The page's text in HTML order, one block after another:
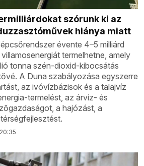
szórunk ki az
hiánya miatt
évente 4–5 milliárd
termelhetne, amely
tonna szén-dioxid-kibocsátás
A Duna szabályozása egyszerre
az ivóvízbázisok és a talajvíz
termelést, az árvíz- és
a hajózást, a